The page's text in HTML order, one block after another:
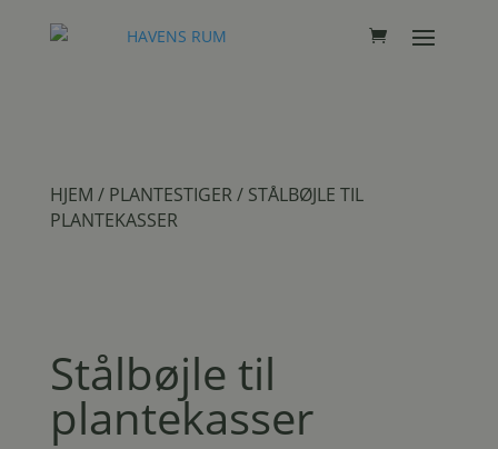
HJEM / PLANTESTIGER/ STÅLBØJLE TIL
PLANTEKASSER
Stålbøjle til
plantekasser